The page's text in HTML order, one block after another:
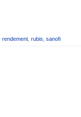
rendement rubis sanofi